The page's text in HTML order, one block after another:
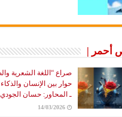
أحمر |
صراع “اللغة الشعرية
حوار بين الإنسان
ـ المحاور: حسان الجودي
14/03/2026